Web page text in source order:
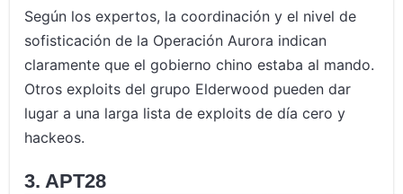
Según los expertos, la coordinación y el nivel de
sofisticación de la Operación Aurora indican
claramente que el gobierno chino estaba al mando.
Otros exploits del grupo Elderwood pueden dar
lugar a una larga lista de exploits de día cero y
hackeos.
3. APT28